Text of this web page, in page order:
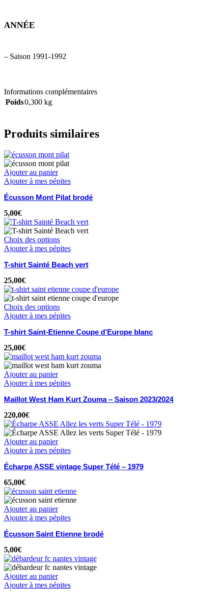
ANNÉE
– Saison 1991-1992
Informations complémentaires
Poids0,300 kg
Produits similaires
Ajouter au panier
Ajouter à mes pépites
Écusson Mont Pilat brodé
5,00€
Choix des options
Ajouter à mes pépites
T-shirt Sainté Beach vert
25,00€
Choix des options
Ajouter à mes pépites
T-shirt Saint-Etienne Coupe d’Europe blanc
25,00€
Ajouter au panier
Ajouter à mes pépites
Maillot West Ham Kurt Zouma – Saison 2023/2024
220,00€
Ajouter au panier
Ajouter à mes pépites
Écharpe ASSE vintage Super Télé – 1979
65,00€
Ajouter au panier
Ajouter à mes pépites
Écusson Saint Etienne brodé
5,00€
Ajouter au panier
Ajouter à mes pépites